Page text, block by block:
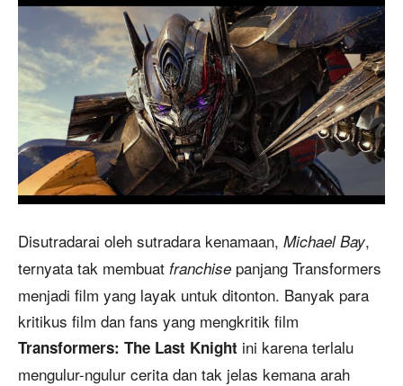
Disutradarai oleh sutradara kenamaan, Michael Bay,
ternyata tak membuat franchise panjang Transformers
menjadi film yang layak untuk ditonton. Banyak para
kritikus film dan fans yang mengkritik film
Transformers: The Last Knight ini karena terlalu
mengulur-ngulur cerita dan tak jelas kemana arah